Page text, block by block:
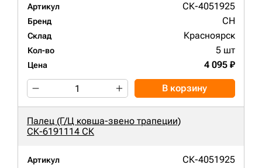
Артикул СК-4051925
Бренд CH
Склад Красноярск
Кол-во 5 шт
Цена 4 095 ₽
В корзину
Палец (Г/Ц ковша-звено трапеции)
СК-6191114 СК
Артикул СК-4051925